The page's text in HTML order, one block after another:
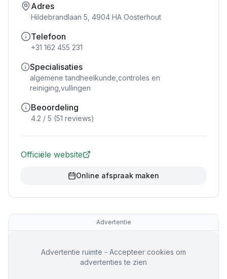
Adres
Hildebrandlaan 5, 4904 HA Oosterhout
Telefoon
+31 162 455 231
Specialisaties
algemene tandheelkunde,controles en
reiniging,vullingen
Beoordeling
4.2 / 5 (51 reviews)
Officiële website
Online afspraak maken
Advertentie
Advertentie ruimte - Accepteer cookies om
advertenties te zien